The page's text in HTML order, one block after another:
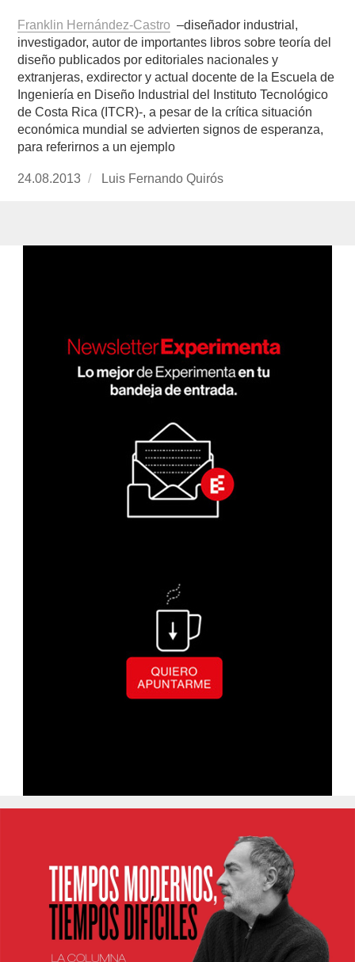
Franklin Hernández-Castro –diseñador industrial,
investigador, autor de importantes libros sobre teoría del
diseño publicados por editoriales nacionales y
extranjeras, exdirector y actual docente de la Escuela de
Ingeniería en Diseño Industrial del Instituto Tecnológico
de Costa Rica (ITCR)-, a pesar de la crítica situación
económica mundial se advierten signos de esperanza,
para referirnos a un ejemplo
Publicado
24.08.2013
https://www.experimenta.es/author/luis-
Luis Fernando Quirós